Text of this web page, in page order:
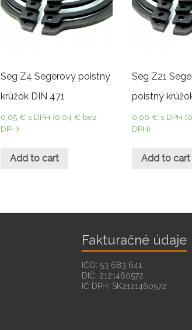
Seg Z4 Segerový poistný
krúžok DIN 471
0,05 € s DPH (0,04 €bez
DPH)
Add to cart
Seg Z21
poistný
0,06€ s DPH (
DPH)
Add to cart
Fakturačné údaje
IČO: 53 683 641
DIČ: 2121460572
IČ DPH: SK2121460572